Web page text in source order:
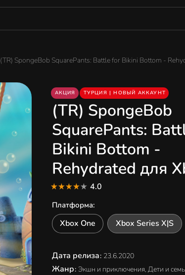
(TR) SpongeBob SquarePants: Battle for Bikini Bottom -
АКЦИЯ ТУРЦИЯ | НОВЫЙ АККАУНТ
(TR) SpongeBob
SquarePants:
Bikini Bottom -
Rehydrated для
4.0
Платформа:
Xbox One Xbox Series X|S
Дата релиза: 23.6.2020
Жанр: Экшн и приключения, Дети и